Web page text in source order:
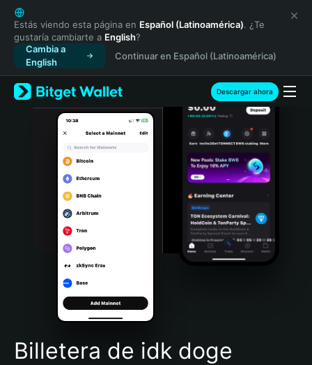
English
日本語
Tiếng Việt
Русский
Español (Latinoamérica)
Türkçe
Italiano
Português (Portugal)
Bahasa Indonesia
Português (Brasil)
Español (Argentina)
Estás viendo esta página en Español (Latinoamérica). ¿Te
gustaría cambiarte a English?
Cambia a
English
Continuar en Español (Latinoamérica)
Descargar ahora
Billetera de idk doge